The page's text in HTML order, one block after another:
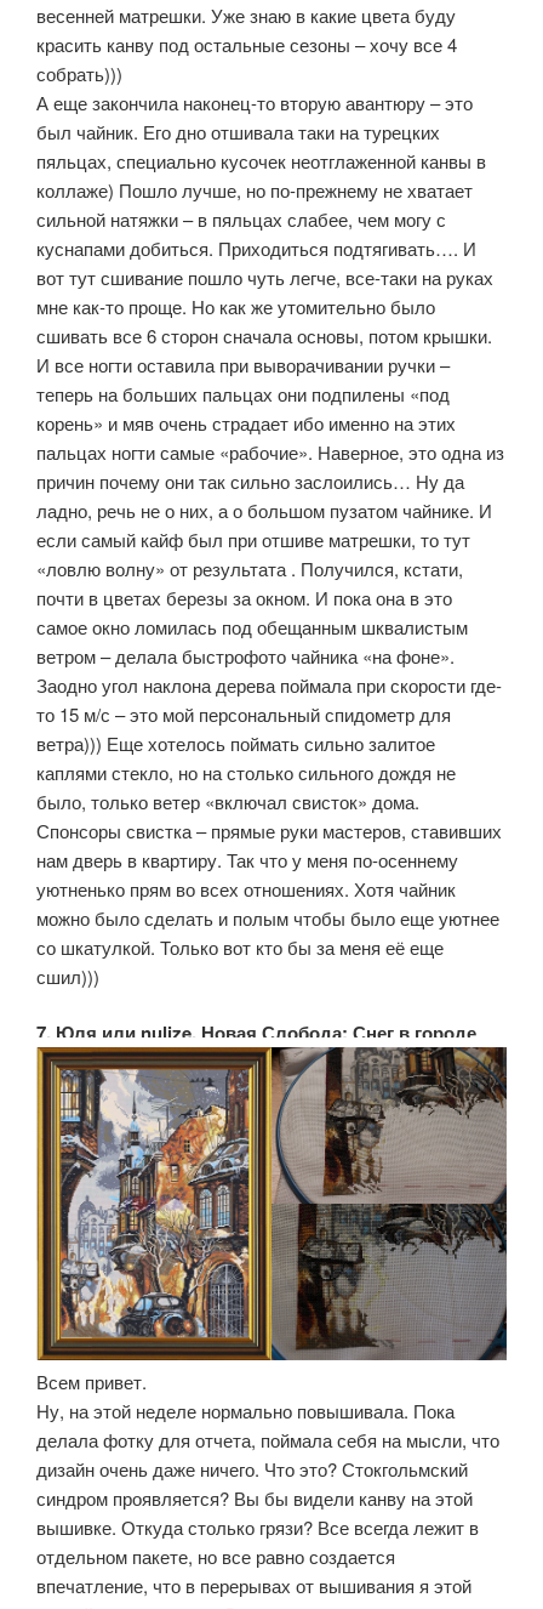
весенней матрешки. Уже знаю в какие цвета буду
красить канву под остальные сезоны – хочу все 4
собрать)))
А еще закончила наконец-то вторую авантюру – это
был чайник. Его дно отшивала таки на турецких
пяльцах, специально кусочек неотглаженной канвы в
коллаже) Пошло лучше, но по-прежнему не хватает
сильной натяжки – в пяльцах слабее, чем могу с
куснапами добиться. Приходиться подтягивать…. И
вот тут сшивание пошло чуть легче, все-таки на руках
мне как-то проще. Но как же утомительно было
сшивать все 6 сторон сначала основы, потом крышки.
И все ногти оставила при выворачивании ручки –
теперь на больших пальцах они подпилены «под
корень» и мяв очень страдает ибо именно на этих
пальцах ногти самые «рабочие». Наверное, это одна из
причин почему они так сильно заслоились… Ну да
ладно, речь не о них, а о большом пузатом чайнике. И
если самый кайф был при отшиве матрешки, то тут
«ловлю волну» от результата . Получился, кстати,
почти в цветах березы за окном. И пока она в это
самое окно ломилась под обещанным шквалистым
ветром – делала быстрофото чайника «на фоне».
Заодно угол наклона дерева поймала при скорости где-
то 15 м/с – это мой персональный спидометр для
ветра))) Еще хотелось поймать сильно залитое
каплями стекло, но на столько сильного дождя не
было, только ветер «включал свисток» дома.
Спонсоры свистка – прямые руки мастеров, ставивших
нам дверь в квартиру. Так что у меня по-осеннему
уютненько прям во всех отношениях. Хотя чайник
можно было сделать и полым чтобы было еще уютнее
со шкатулкой. Только вот кто бы за меня её еще
сшил)))
7. Юля или nulize, Новая Слобода: Снег в городе
Всем привет.
Ну, на этой неделе нормально повышивала. Пока
делала фотку для отчета, поймала себя на мысли, что
дизайн очень даже ничего. Что это? Стокгольмский
синдром проявляется? Вы бы видели канву на этой
вышивке. Откуда столько грязи? Все всегда лежит в
отдельном пакете, но все равно создается
впечатление, что в перерывах от вышивания я этой